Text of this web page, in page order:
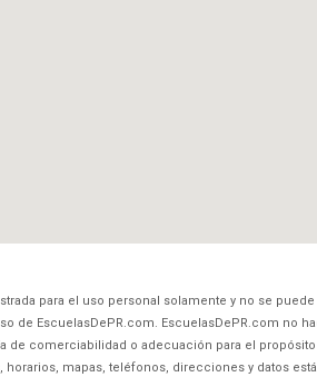
para el uso personal solamente y no se
de EscuelasDePR.com. EscuelasDePR.com no
de comerciabilidad o adecuación para el
horarios, mapas, teléfonos, direcciones y datos